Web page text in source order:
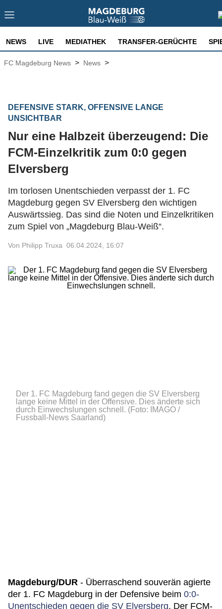
NEWS LIVE MEDIATHEK TRANSFER-GERÜCHTE
FC Magdeburg News > News >
DEFENSIVE STARK, OFFENSIVE LANGE
UNSICHTBAR
Nur eine Halbzeit überzeugend: Die
FCM-Einzelkritik zum 0:0 gegen
Elversberg
Im torlosen Unentschieden verpasst der 1. FC
Magdeburg gegen SV Elversberg den wichtigen
Auswärtssieg. Das sind die Noten und Einzelkritiken
zum Spiel von „Magdeburg Blau-Weiß“.
Von Philipp Truxa 06.04.2024, 16:07
Der 1. FC Magdeburg fand gegen die SV Elversberg
lange keine Mittel in der Offensive. Dies änderte sich
durch Einwechslungen schnell. (Foto: IMAGO /
Fussball-News Saarland)
Magdeburg/DUR - Überraschend souverän agierte
der 1. FC Magdeburg in der Defensive beim 0:0-
Unentschieden gegen die SV Elversberg. Der FCM-